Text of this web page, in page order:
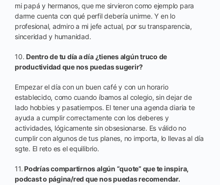
mi papá y hermanos, que me sirvieron como ejemplo para
darme cuenta con qué perfil debería unirme. Y en lo
profesional, admiro a mi jefe actual, por su transparencia,
sinceridad y humanidad.
10.Dentro de tu día a día ¿tienes algún truco de
productividad que nos puedas sugerir?
Empezar el día con un buen café y con un horario
establecido, como cuando íbamos al colegio, sin dejar de
lado hobbies y pasatiempos. El tener una agenda diaria te
ayuda a cumplir correctamente con los deberes y
actividades, lógicamente sin obsesionarse. Es válido no
cumplir con algunos de tus planes, no importa, lo llevas al día
sgte. El reto es el equilibrio.
11.Podrías compartirnos algún “quote” que te inspira,
podcast o página/red que nos puedas recomendar.